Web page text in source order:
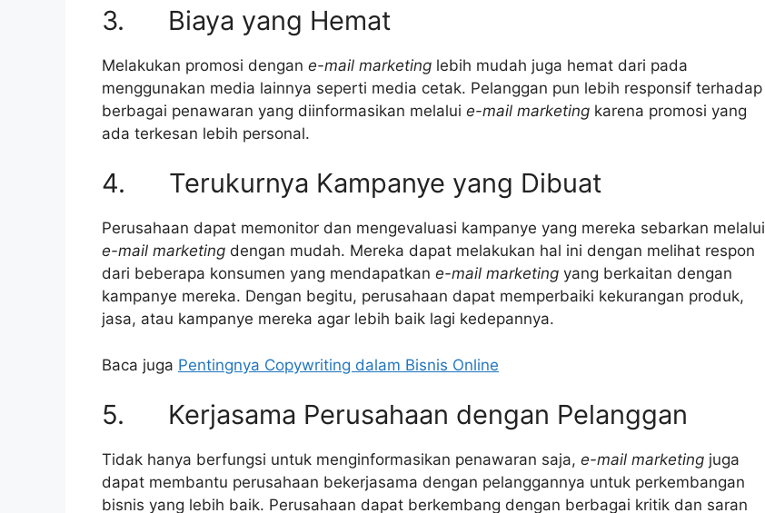
3. Biaya yang Hemat
Melakukan promosi dengan e-mail marketing lebih mudah juga hemat dari pada
menggunakan media lainnya seperti media cetak. Pelanggan pun lebih responsif terhadap
berbagai penawaran yang diinformasikan melalui e-mail marketing karena promosi yang
ada terkesan lebih personal.
4. Terukurnya Kampanye yang Dibuat
Perusahaan dapat memonitor dan mengevaluasi kampanye yang mereka sebarkan melalui
e-mail marketing dengan mudah. Mereka dapat melakukan hal ini dengan melihat respon
dari beberapa konsumen yang mendapatkan e-mail marketing yang berkaitan dengan
kampanye mereka. Dengan begitu, perusahaan dapat memperbaiki kekurangan produk,
jasa, atau kampanye mereka agar lebih baik lagi kedepannya.
Baca juga Pentingnya Copywriting dalam Bisnis Online
5. Kerjasama Perusahaan dengan Pelanggan
Tidak hanya berfungsi untuk menginformasikan penawaran saja, e-mail marketing juga
dapat membantu perusahaan bekerjasama dengan pelanggannya untuk perkembangan
bisnis yang lebih baik. Perusahaan dapat berkembang dengan berbagai kritik dan saran